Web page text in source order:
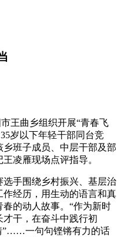
王曲乡组织开展“青春飞
岁以下年轻干部同台竞
班子成员、中层干部及部
凌雁现场点评指导。
手围绕乡村振兴、基层治
经历，用生动的语言和真
的动人故事。“作为新时
干，在奋斗中践行初
”……一句句铿锵有力的话